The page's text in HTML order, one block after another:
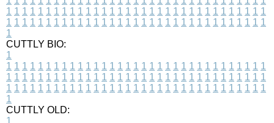
1 1 1 1 1 1 1 1 1 1 1 1 1 1 1 1 1 1 1 1 1 1 1 1 1 1 1 1 1 1 1 1 1
1 1 1 1 1 1 1 1 1 1 1 1 1 1 1 1 1 1 1 1 1 1 1 1 1 1 1 1 1 1 1 1 1
1
CUTTLY BIO:
1
1 1 1 1 1 1 1 1 1 1 1 1 1 1 1 1 1 1 1 1 1 1 1 1 1 1 1 1 1 1 1 1 1
1 1 1 1 1 1 1 1 1 1 1 1 1 1 1 1 1 1 1 1 1 1 1 1 1 1 1 1 1 1 1 1 1
1 1 1 1 1 1 1 1 1 1 1 1 1 1 1 1 1 1 1 1 1 1 1 1 1 1 1 1 1 1 1 1 1
1
CUTTLY OLD:
1